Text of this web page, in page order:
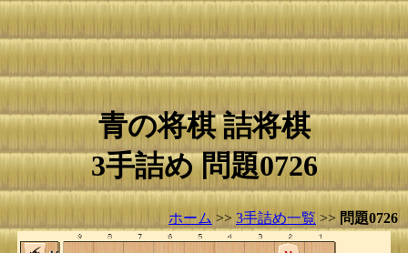
青の将棋 詰将棋
3手詰め 問題0726
ホーム >> 3手詰め一覧 >> 問題0726